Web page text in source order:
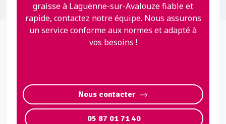
graisse à Laguenne-sur-Avalouze fiable et
rapide, contactez notre équipe. Nous assurons
un service conforme aux normes et adapté à
vos besoins !
Nous contacter
05 87 01 71 40